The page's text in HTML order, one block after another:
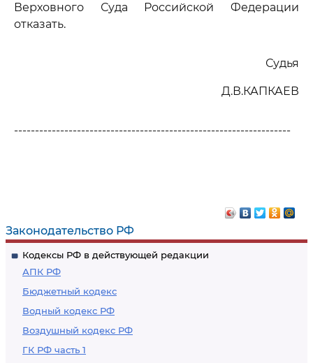
Законодательство РФ
Кодексы РФ в действующей редакции
АПК РФ
Бюджетный кодекс
Водный кодекс РФ
Воздушный кодекс РФ
ГК РФ часть 1
Верховного Суда Российской Федерации
отказать.
Судья
Д.В.КАПКАЕВ
------------------------------------------------------------------